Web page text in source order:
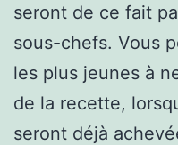
seront de ce fait
sous-chefs. Vous
les plus jeunes à
de la recette,
seront déjà